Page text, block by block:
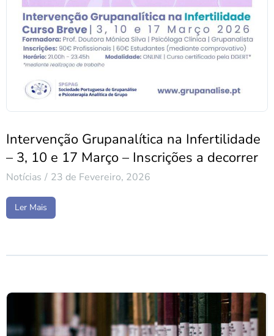
Intervenção Grupanalítica na Infertilidade
– 3, 10 e 17 Março – Inscrições a decorrer
Notícias 23 de Fevereiro, 2026
Ler Mais